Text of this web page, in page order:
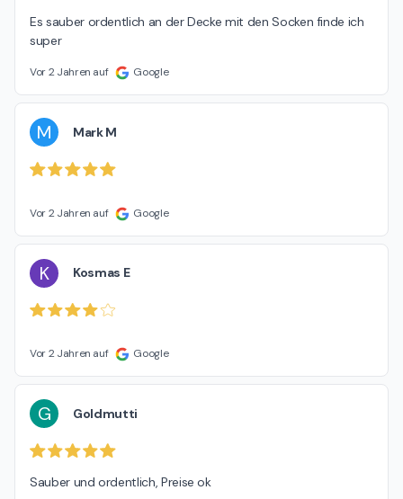
Es sauber ordentlich an der Decke mit den Socken finde ich
super
Vor 2 Jahren auf Google
M Mark M
Vor 2 Jahren auf Google
K Kosmas E
Vor 2 Jahren auf Google
G Goldmutti
Sauber und ordentlich, Preise ok